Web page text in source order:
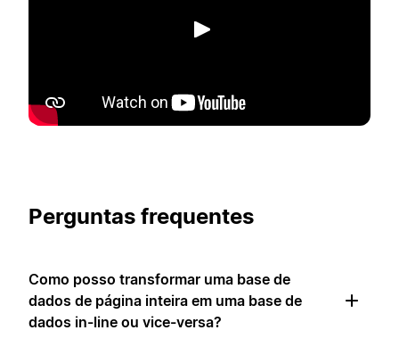
Reproduzir
Perguntas frequentes
Como posso transformar uma base de
dados de página inteira em uma base de
dados in-line ou vice-versa?